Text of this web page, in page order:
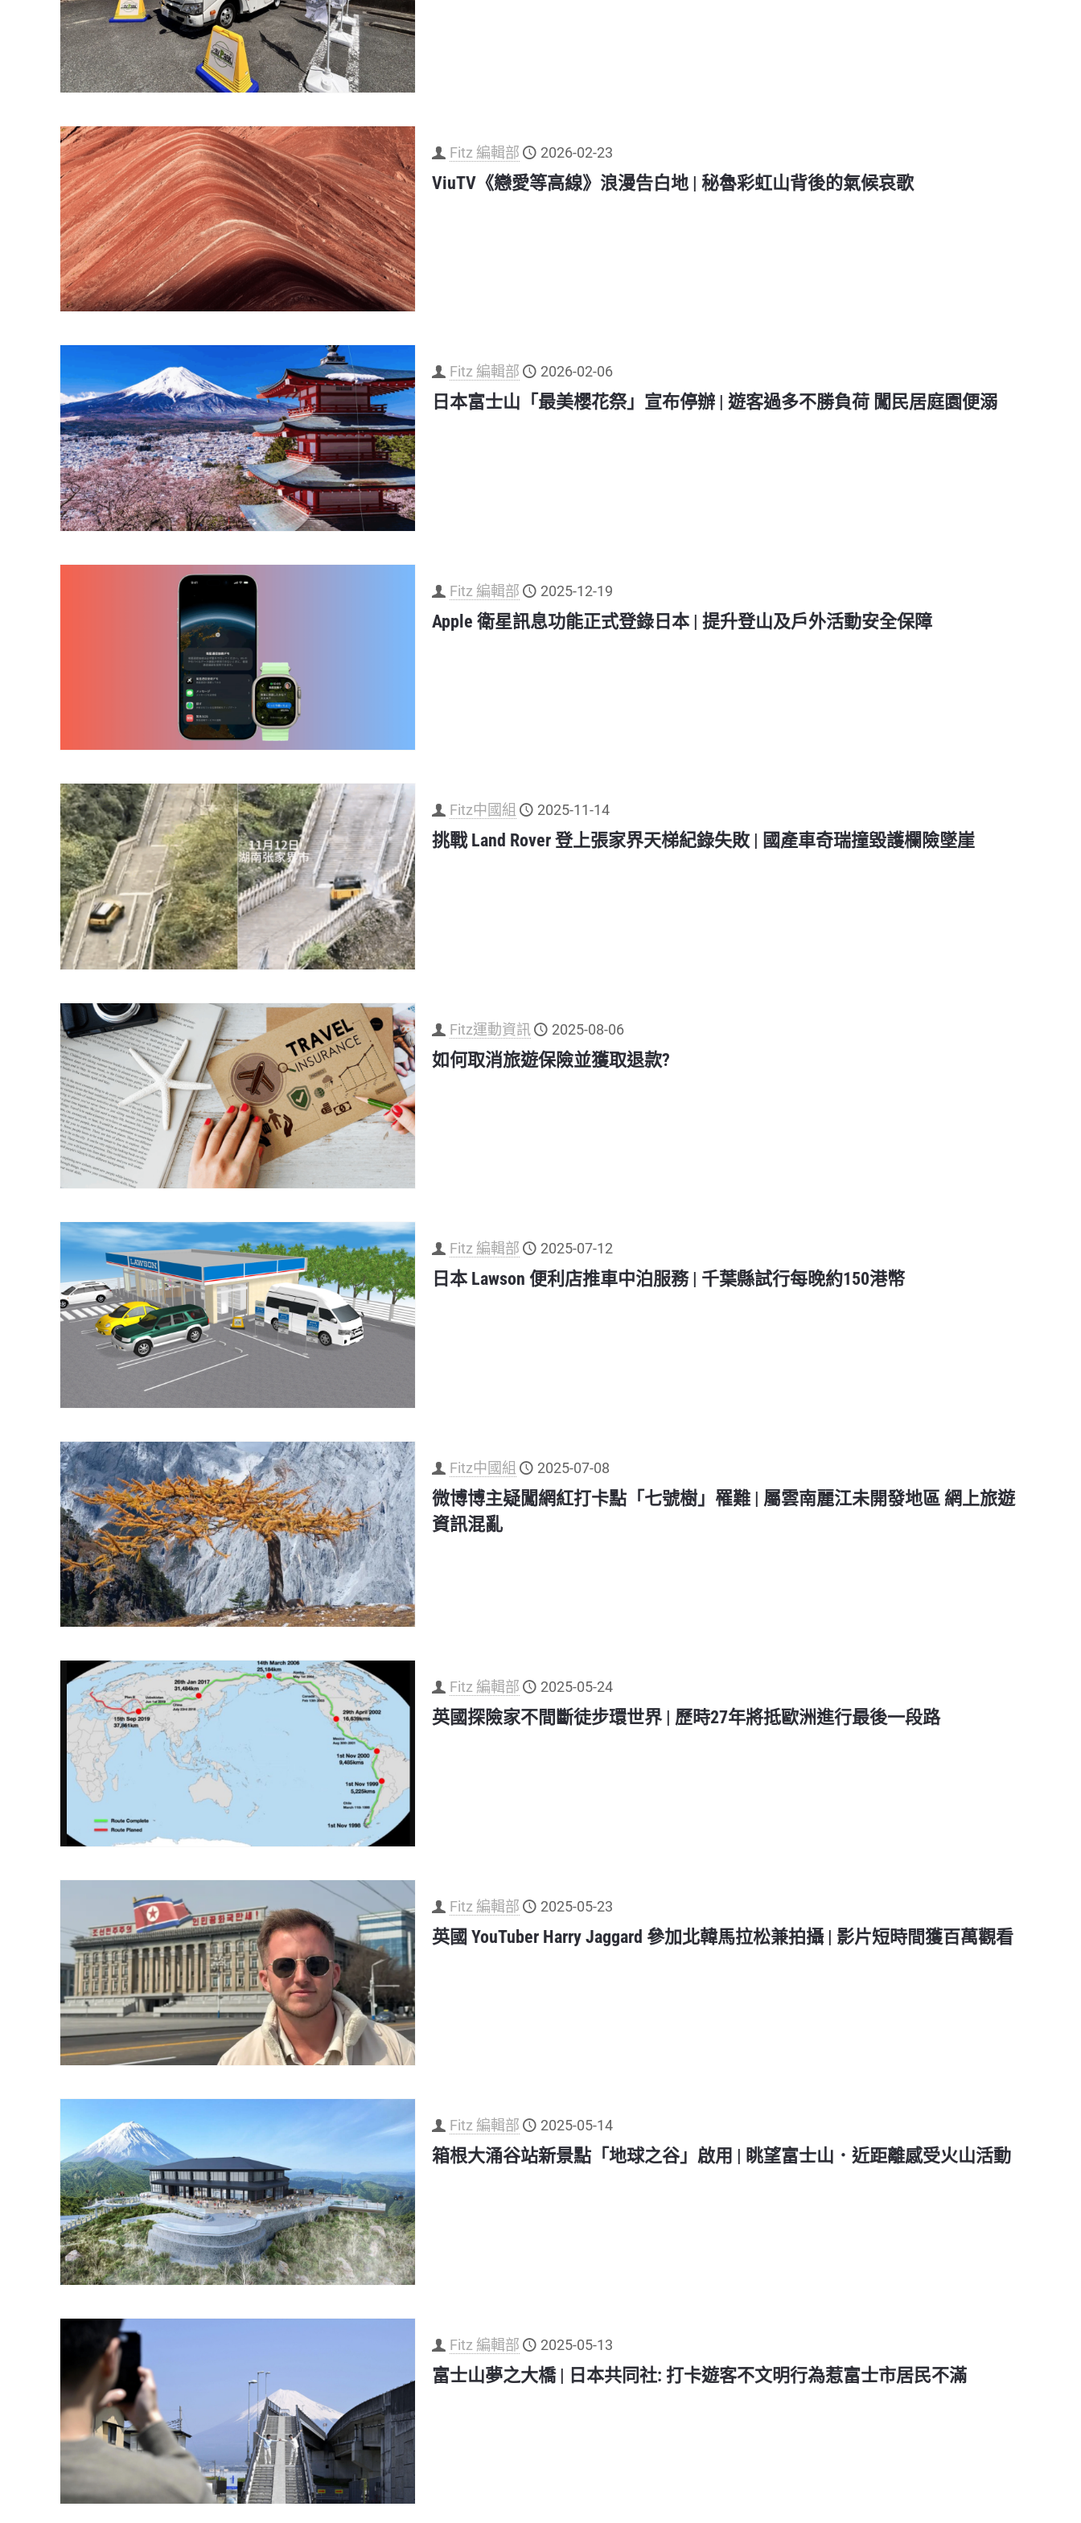
Fitz 編輯部 2026-02-23
ViuTV《戀愛等高線》浪漫告白地 | 秘魯彩虹山背後的氣候哀歌
Fitz 編輯部 2026-02-06
日本富士山「最美櫻花祭」宣布停辦 | 遊客過多不勝負荷 闖民居庭園便溺
Fitz 編輯部 2025-12-19
Apple 衛星訊息功能正式登錄日本 | 提升登山及戶外活動安全保障
Fitz中國組 2025-11-14
挑戰 Land Rover 登上張家界天梯紀錄失敗 | 國產車奇瑞撞毀護欄險墜崖
Fitz運動資訊 2025-08-06
如何取消旅遊保險並獲取退款?
Fitz 編輯部 2025-07-12
日本 Lawson 便利店推車中泊服務 | 千葉縣試行每晚約150港幣
Fitz中國組 2025-07-08
微博博主疑闖網紅打卡點「七號樹」罹難 | 屬雲南麗江未開發地區 網上旅遊
資訊混亂
Fitz 編輯部 2025-05-24
英國探險家不間斷徒步環世界 | 歷時27年將抵歐洲進行最後一段路
Fitz 編輯部 2025-05-23
英國 YouTuber Harry Jaggard 參加北韓馬拉松兼拍攝 | 影片短時間獲百萬觀看
Fitz 編輯部 2025-05-14
箱根大涌谷站新景點「地球之谷」啟用 | 眺望富士山．近距離感受火山活動
Fitz 編輯部 2025-05-13
富士山夢之大橋 | 日本共同社: 打卡遊客不文明行為惹富士市居民不滿